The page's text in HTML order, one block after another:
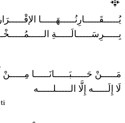
يُـــــقَـــــارِنُـــــهَـــــا الإقْـــــرَار
بِـــــرِسَـــــالَـــــةِ
مَـــــنْ حَـــــبَـــــانَـــــا مِـــــنْ
لَا إِلَـــــه إِلَّا الـــــلـــــه